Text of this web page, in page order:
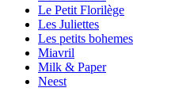
Le Petit Florilège
Les Juliettes
Les petits bohemes
Miavril
Milk & Paper
Neest